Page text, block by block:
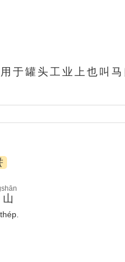
于罐头工业上也叫马